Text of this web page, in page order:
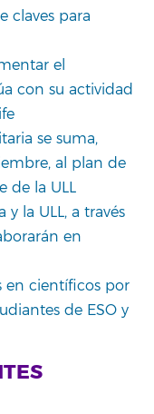
claves para
el
con su actividad
se suma,
al plan de
de la ULL
la ULL, a través
en
en científicos por
de ESO y